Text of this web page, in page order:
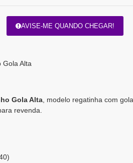
AVISE-ME QUANDO CHEGAR!
Gola Alta
Gola Alta , modelo regatinha com
revenda.